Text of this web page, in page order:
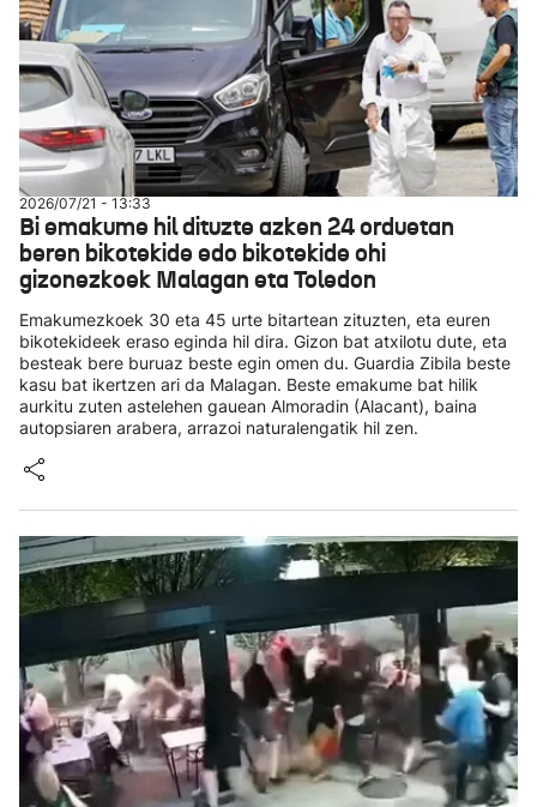
2026/07/21 - 13:33
Bi emakume hil dituzte azken 24 orduetan
beren bikotekide edo bikotekide ohi
gizonezkoek Malagan eta Toledon
Emakumezkoek 30 eta 45 urte bitartean zituzten, eta euren
bikotekideek eraso eginda hil dira. Gizon bat atxilotu dute, eta
besteak bere buruaz beste egin omen du. Guardia Zibila beste
kasu bat ikertzen ari da Malagan. Beste emakume bat hilik
aurkitu zuten astelehen gauean Almoradin (Alacant), baina
autopsiaren arabera, arrazoi naturalengatik hil zen.